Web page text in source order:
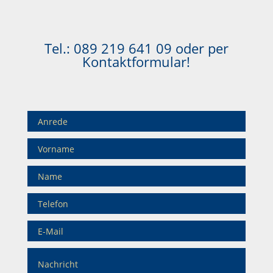
Tel.: 089 219 641 09 oder per
Kontaktformular!